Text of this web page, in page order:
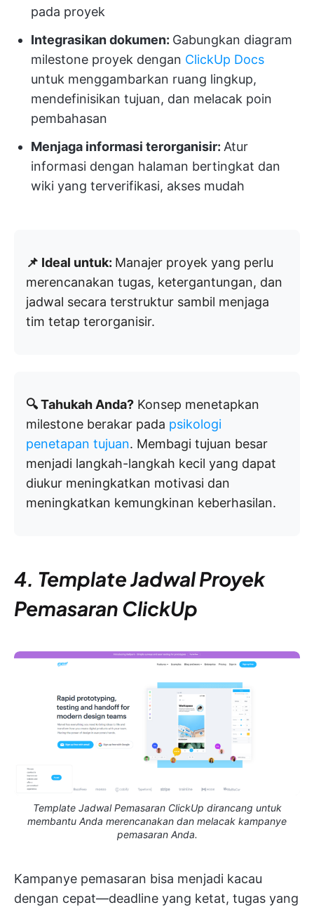
pada proyek
Integrasikan dokumen: Gabungkan diagram
milestone proyek dengan ClickUp Docs
untuk menggambarkan ruang lingkup,
mendefinisikan tujuan, dan melacak poin
pembahasan
Menjaga informasi terorganisir: Atur
informasi dengan halaman bertingkat dan
wiki yang terverifikasi, akses mudah
📌 Ideal untuk: Manajer proyek yang perlu
merencanakan tugas, ketergantungan, dan
jadwal secara terstruktur sambil menjaga
tim tetap terorganisir.
🔍 Tahukah Anda? Konsep menetapkan
milestone berakar pada psikologi
penetapan tujuan. Membagi tujuan besar
menjadi langkah-langkah kecil yang dapat
diukur meningkatkan motivasi dan
meningkatkan kemungkinan keberhasilan.
4. Template Jadwal Proyek
Pemasaran ClickUp
Template Jadwal Pemasaran ClickUp dirancang untuk
membantu Anda merencanakan dan melacak kampanye
pemasaran Anda.
Kampanye pemasaran bisa menjadi kacau
dengan cepat—deadline yang ketat, tugas yang